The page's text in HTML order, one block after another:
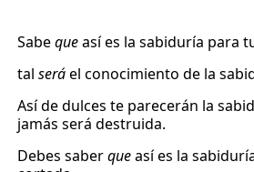
Sabequeasí es la sabiduría para
tal seráel conocimiento de la
Así de dulces te parecerán la
jamás será destruida.
Debes saberqueasí es la